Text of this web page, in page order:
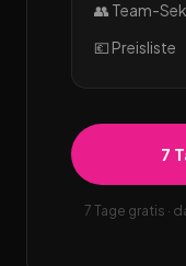
👥 Team-
💶 Preisliste
7
7 Tage gratis ·